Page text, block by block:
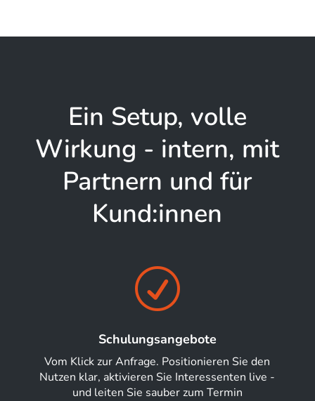
Ein Setup, volle
Wirkung - intern, mit
Partnern und für
Kund:innen
R
Schulungsangebote
Vom Klick zur Anfrage. Positionieren Sie den
Nutzen klar, aktivieren Sie Interessenten live -
und leiten Sie sauber zum Termin